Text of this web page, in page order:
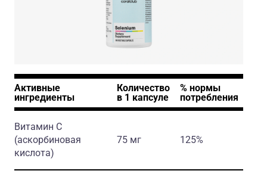
Активные
ингредиенты
Количество
в 1 капсуле
% нормы
потребления
Витамин С
(аскорбиновая
кислота)
75 мг 125%